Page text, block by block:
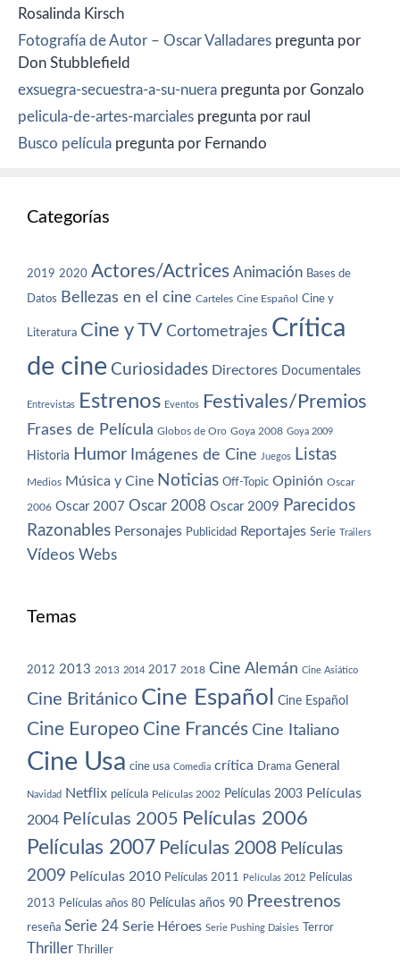
Rosalinda Kirsch
Fotografía de Autor – Oscar Valladares pregunta por
Don Stubblefield
exsuegra-secuestra-a-su-nuera pregunta por Gonzalo
pelicula-de-artes-marciales pregunta por raul
Busco película pregunta por Fernando
Categorías
2019 2020 Actores/Actrices Animación Bases de
Datos Bellezas en el cine Carteles Cine Español Cine y
Literatura Cine y TV Cortometrajes Crítica
de cine Curiosidades Directores Documentales
Entrevistas Estrenos Eventos Festivales/Premios
Frases de Película Globos de Oro Goya 2008 Goya 2009
Historia Humor Imágenes de Cine Juegos Listas
Medios Música y Cine Noticias Off-Topic Opinión Oscar
2006 Oscar 2007 Oscar 2008 Oscar 2009 Parecidos
Razonables Personajes Publicidad Reportajes Serie Trailers
Vídeos Webs
Temas
2012 2013 2013 2014 2017 2018 Cine Alemán Cine Asiático
Cine Británico Cine Español Cine Español
Cine Europeo Cine Francés Cine Italiano
Cine Usa cine usa Comedia crítica Drama General
Navidad Netflix película Películas 2002 Películas 2003 Películas
2004 Películas 2005 Películas 2006
Películas 2007 Películas 2008 Películas
2009 Películas 2010 Películas 2011 Películas 2012 Películas
2013 Películas años 80 Películas años 90 Preestrenos
reseña Serie 24 Serie Héroes Serie Pushing Daisies Terror
Thriller Thriller